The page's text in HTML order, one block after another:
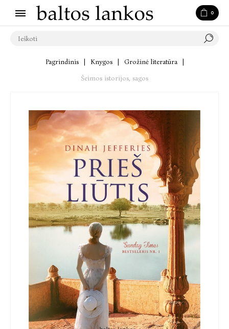
0
Pagrindinis Knygos Grožinė literatūra
Šeimos istorijos, sagos